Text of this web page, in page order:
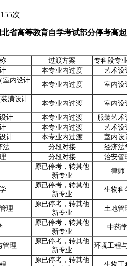
次
北省高等教育自学考试部分停考高
过渡方案 专科段专
本专业内过度 艺术设
室内设计
本专业内过度 室内设
潢设计
本专业内过渡 室内设
计
本专业内过渡 服装艺术
本专业内过渡 艺术设
计
本专业内过渡 室内设
法
分段对接 经济法
分段对接 治安管
原已停考，转其他
新专业
律师
原已停考，转其他
新专业
生物科
理
原已停考，转其他
新专业
土地管
原已停考，转其他
新专业
中药
管理
原已停考，转其他
新专业
环境工程
原已停考，转其他
生物工